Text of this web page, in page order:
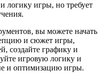
логику игры, но требует
вы можете начать
и сюжет игры,
создайте графику и
игровую логику и
и оптимизацию игры.